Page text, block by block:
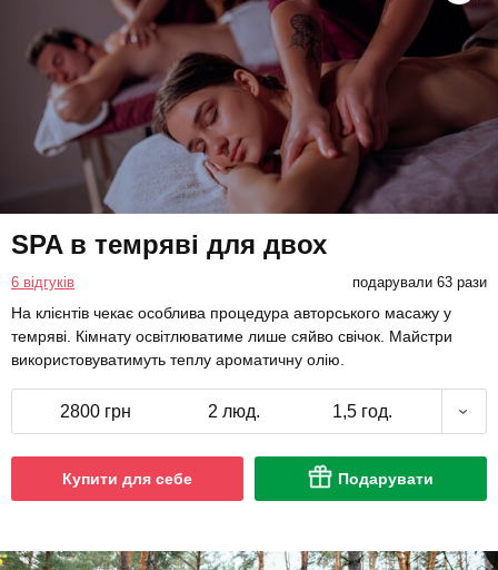
SPA в темряві для двох
6 відгуків подарували 63 рази
На клієнтів чекає особлива процедура авторського масажу у
темряві. Кімнату освітлюватиме лише сяйво свічок. Майстри
використовуватимуть теплу ароматичну олію.
2800 грн 2 люд. 1,5 год.
Купити для себе Подарувати